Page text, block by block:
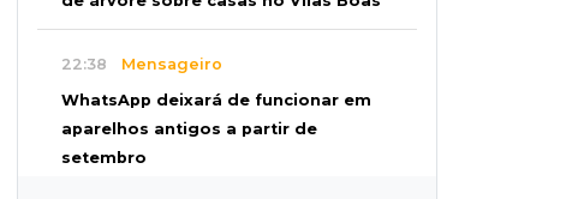
22:38 Mensageiro
WhatsApp deixará de funcionar em
aparelhos antigos a partir de
setembro